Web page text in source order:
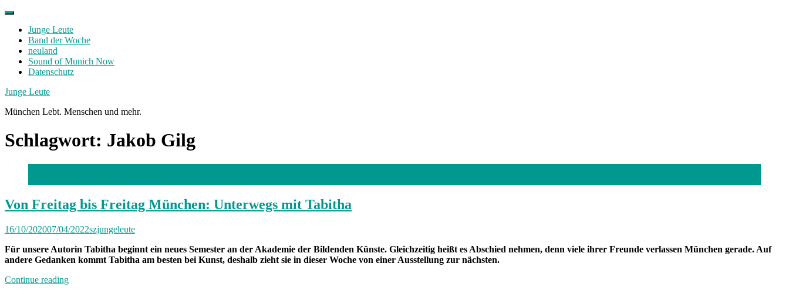
Skip
contentJunge Leute
Band der Woche
neuland
Sound of Munich Now
Datenschutz
Facebook
Twitter
Instagram
Junge Leute
München Lebt. Menschen und mehr.
Schlagwort: Jakob Gilg
Von Freitag bis Freitag München: Unterwegs mit Tabitha
16/10/202007/04/2022szjungeleute
Für unsere Autorin Tabitha beginnt ein neues Semester an der Akademie der Bildenden Künste. Gleichzeitig heißt es Abschied nehmen, denn viele ihrer Freunde verlassen München gerade. Auf
andere Gedanken kommt Tabitha am besten bei Kunst, deshalb zieht sie in dieser Woche von einer Ausstellung zur nächsten.
Continue reading„Von